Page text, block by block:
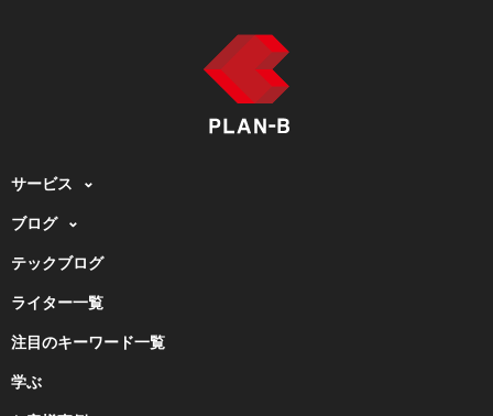
サービス
ブログ
テックブログ
ライター一覧
注目のキーワード一覧
学ぶ